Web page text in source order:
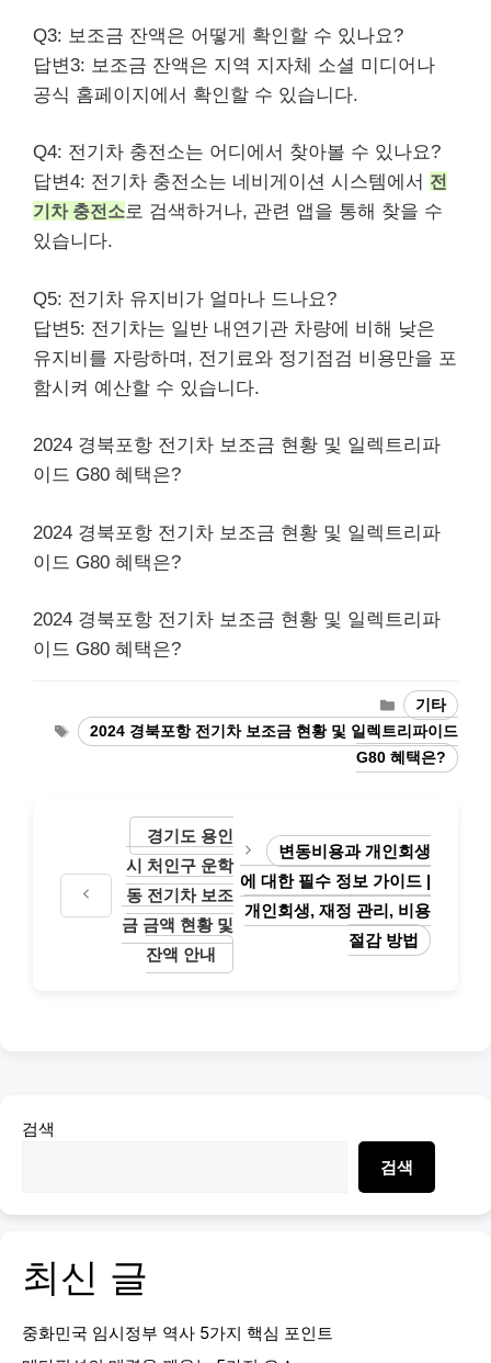
Q3: 보조금 잔액은 어떻게 확인할 수 있나요?
답변3: 보조금 잔액은 지역 지자체 소셜 미디어나
공식 홈페이지에서 확인할 수 있습니다.
Q4: 전기차 충전소는 어디에서 찾아볼 수 있나요?
답변4: 전기차 충전소는 네비게이션 시스템에서 전
기차 충전소로 검색하거나, 관련 앱을 통해 찾을 수
있습니다.
Q5: 전기차 유지비가 얼마나 드나요?
답변5: 전기차는 일반 내연기관 차량에 비해 낮은
유지비를 자랑하며, 전기료와 정기점검 비용만을 포
함시켜 예산할 수 있습니다.
2024 경북포항 전기차 보조금 현황 및 일렉트리파
이드 G80 혜택은?
2024 경북포항 전기차 보조금 현황 및 일렉트리파
이드 G80 혜택은?
2024 경북포항 전기차 보조금 현황 및 일렉트리파
이드 G80 혜택은?
Categories
기타
Tags
2024 경북포항 전기차 보조금 현황 및 일렉트리파이드
G80 혜택은?
경기도 용인
시 처인구 운학
동 전기차 보조
금 금액 현황 및
잔액 안내
변동비용과 개인회생
에 대한 필수 정보 가이드 |
개인회생, 재정 관리, 비용
절감 방법
검색
검색
최신 글
중화민국 임시정부 역사 5가지 핵심 포인트